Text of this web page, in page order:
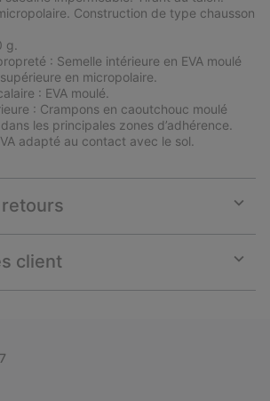
Construction de type chausson
: Semelle intérieure en EVA moulé
en micropolaire.
: EVA moulé.
: Crampons en caoutchouc moulé
les principales zones d’adhérence.
adapté au contact avec le sol.
or
client
or